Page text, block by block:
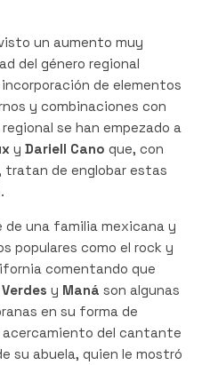
un aumento muy
del género regional
de elementos
y combinaciones con
se han empezado a
y Dariell Cano que, con
tratan de englobar estas
de una familia mexicana y
populares como el rock y
comentando que
y Maná son algunas
en su forma de
acercamiento del cantante
su abuela, quien le mostró